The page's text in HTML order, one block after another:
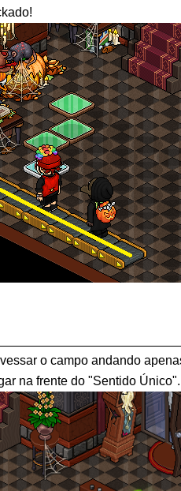
o campo andando
na frente do "Sentido